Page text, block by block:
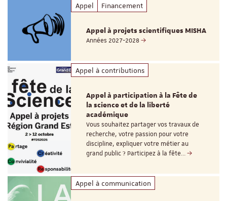
Appel Financement
Appel à projets scientifiques MISHA
Années 2027-2028
Appel à contributions
Appel à participation à la Fête de
la science et de la liberté
académique
Vous souhaitez partager vos travaux de
recherche, votre passion pour votre
discipline, expliquer votre métier au
grand public ? Participez à la fête…
Appel à communication